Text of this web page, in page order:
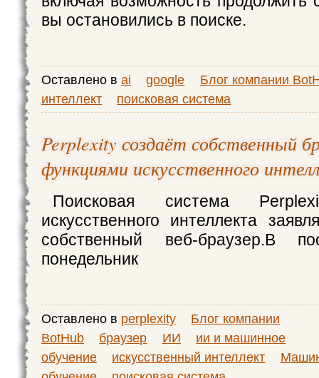
вы остановились в поиске.
Оставлено в ai google
Блог компании
интеллект
поисковая система
Perplexity создаёт собственный
функциями искусственного
Поисковая система
искусственного интеллекта
собственный веб-
понедельник
Оставлено в perplexity
Блог компании
BotHub
браузер ИИ
ии и машинное
обучение
искусственный интеллект